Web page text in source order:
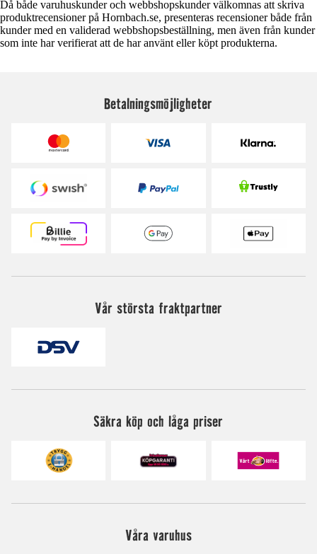
Då både varuhuskunder och webbshopskunder välkomnas att skriva
produktrecensioner på Hornbach.se, presenteras recensioner både från
kunder med en validerad webbshopsbeställning, men även från kunder
som inte har verifierat att de har använt eller köpt produkterna.
Betalningsmöjligheter
Vår största fraktpartner
Säkra köp och låga priser
Våra varuhus